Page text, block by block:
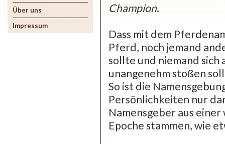
Über uns
Impressum
Champion.
Dass mit dem
Pferd, noch jemand
sollte und niemand sich
unangenehm stoßen
So ist die
Persönlichkeiten nur
Namensgeber aus
Epoche stammen, wie